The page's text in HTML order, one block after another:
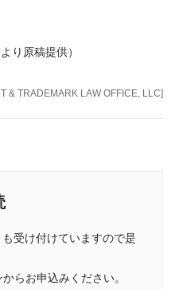
り原稿提供）
& TRADEMARK LAW OFFICE, LLC]
受け付けていますので是
らお申込みください。